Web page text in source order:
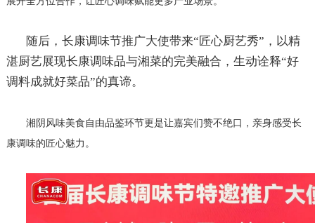
随后，长康调味节推广大使带来“匠心厨艺秀”，以精
湛厨艺展现长康调味品与湘菜的完美融合，生动诠释“好
调料成就好菜品”的真谛。
湘阴风味美食自由品鉴环节更是让嘉宾们赞不绝口，亲身感受长
康调味的匠心魅力。